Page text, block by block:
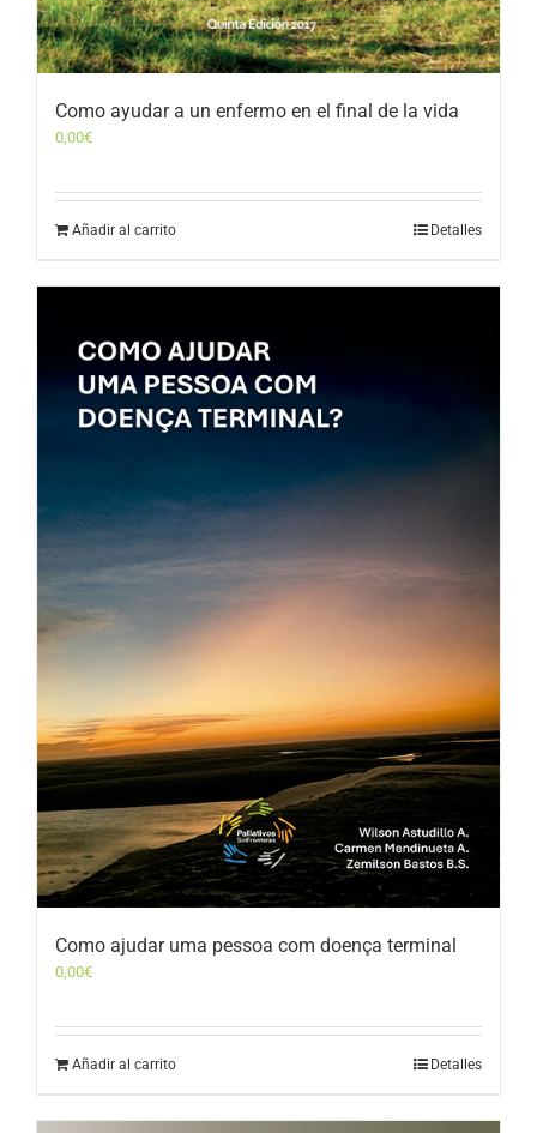
Como ayudar a un enfermo en el final de la vida
0,00€
Añadir al carrito Detalles
Como ajudar uma pessoa com doença terminal
0,00€
Añadir al carrito Detalles